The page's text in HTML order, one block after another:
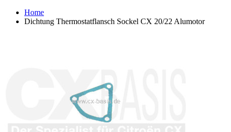
Home
Dichtung Thermostatflansch Sockel CX 20/22 Alumotor